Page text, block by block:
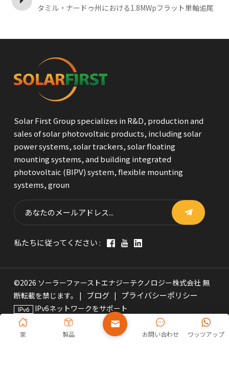
タミル・ナードゥ州における1.8MWpフラット単軸追尾
Solar First Group specializes in R&D, production and
sales of solar photovoltaic products, including solar
power systems, solar trackers, solar floating
mounting systems, and building integrated
photovoltaic (BIPV) system, flexible mounting
systems, groun
私たちに従ってください :
©2026 ソーラーファーストエナジーテクノロジー株式会社 無
断転載を禁じます。 |
ブログ プライバシーポリシー
IPv6ネットワークをサポート
家 製品 ワッツアップ
お問い合わせ